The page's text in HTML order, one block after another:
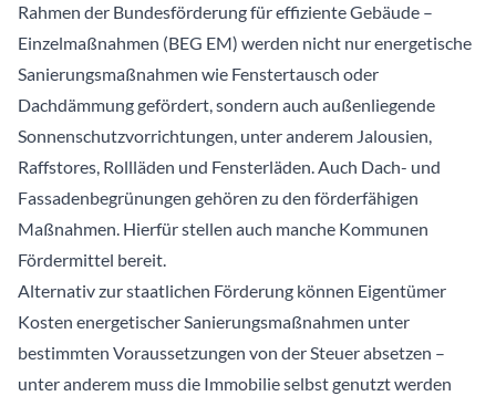
Rahmen der Bundesförderung für effiziente Gebäude –
Einzelmaßnahmen (BEG EM) werden nicht nur energetische
Sanierungsmaßnahmen wie Fenstertausch oder
Dachdämmung gefördert, sondern auch außenliegende
Sonnenschutzvorrichtungen, unter anderem Jalousien,
Raffstores, Rollläden und Fensterläden. Auch Dach- und
Fassadenbegrünungen gehören zu den förderfähigen
Maßnahmen. Hierfür stellen auch manche Kommunen
Fördermittel bereit.
Alternativ zur staatlichen Förderung können Eigentümer
Kosten energetischer Sanierungsmaßnahmen unter
bestimmten Voraussetzungen von der Steuer absetzen –
unter anderem muss die Immobilie selbst genutzt werden